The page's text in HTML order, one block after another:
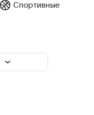
Спортивные